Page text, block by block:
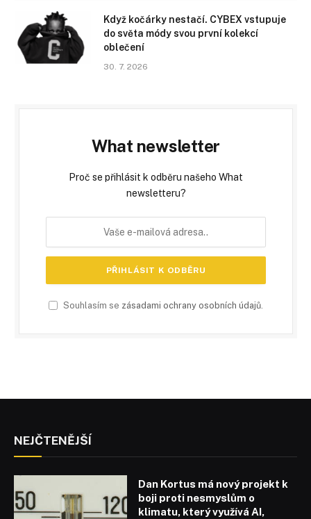
Když kočárky nestačí. CYBEX vstupuje
do světa módy svou první kolekcí
oblečení
30. 7. 2026
What newsletter
Proč se přihlásit k odběru našeho What
newsletteru?
Souhlasím se zásadami ochrany osobních údajů.
NEJČTENĚJŠÍ
Dan Kortus má nový projekt k
boji proti nesmyslům o
klimatu, který využívá AI,